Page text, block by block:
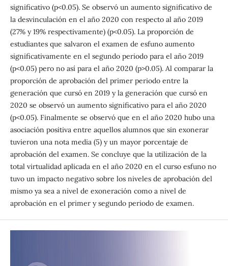
significativo (p<0.05). Se observó un aumento significativo de
la desvinculación en el año 2020 con respecto al año 2019
(27% y 19% respectivamente) (p<0.05). La proporción de
estudiantes que salvaron el examen de esfuno aumento
significativamente en el segundo periodo para el año 2019
(p<0.05) pero no así para el año 2020 (p>0.05). Al comparar la
proporción de aprobación del primer periodo entre la
generación que cursó en 2019 y la generación que cursó en
2020 se observó un aumento significativo para el año 2020
(p<0.05). Finalmente se observó que en el año 2020 hubo una
asociación positiva entre aquellos alumnos que sin exonerar
tuvieron una nota media (5) y un mayor porcentaje de
aprobación del examen. Se concluye que la utilización de la
total virtualidad aplicada en el año 2020 en el curso esfuno no
tuvo un impacto negativo sobre los niveles de aprobación del
mismo ya sea a nivel de exoneración como a nivel de
aprobación en el primer y segundo periodo de examen.